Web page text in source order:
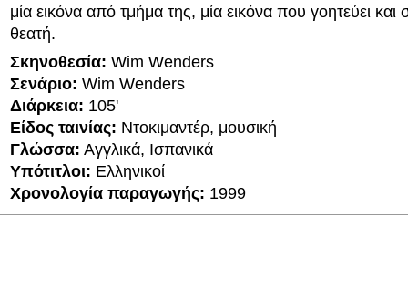
μία εικόνα από τμήμα της, μία εικόνα που γοητεύει και
θεατή.
Σκηνοθεσία: Wim Wenders
Σενάριο: Wim Wenders
Διάρκεια: 105'
Είδος ταινίας: Ντοκιμαντέρ, μουσική
Γλώσσα: Αγγλικά, Ισπανικά
Υπότιτλοι: Ελληνικοί
Χρονολογία παραγωγής: 1999